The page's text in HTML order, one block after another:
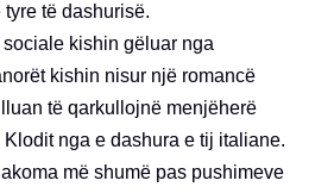
të dashurisë.
kishin gëluar nga
kishin nisur një romancë
të qarkullojnë menjëherë
nga e dashura e tij italiane.
më shumë pas pushimeve